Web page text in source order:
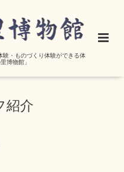
験・ものづくり体験ができる体
博物館」
紹介